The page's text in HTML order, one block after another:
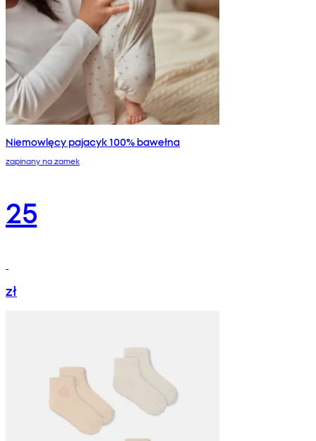
Niemowlęcy pajacyk 100% bawełna
zapinany na zamek
25
zł